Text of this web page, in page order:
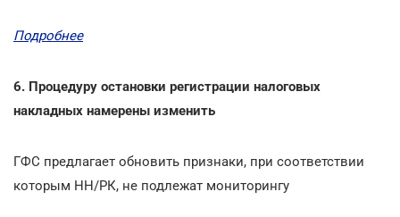
Подробнее
6. Процедуру остановки регистрации налоговых
накладных намерены изменить
ГФС предлагает обновить признаки, при соответствии
которым НН/РК, не подлежат мониторингу